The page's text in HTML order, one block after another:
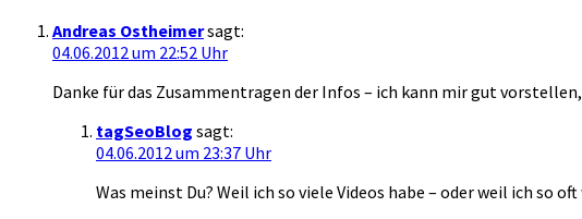
Andreas Ostheimersagt:
04.06.2012 um 22:52 Uhr
Danke für das Zusammentragen der Infos – ich kann mir gut
tagSeoBlog sagt:
04.06.2012 um 23:37 Uhr
Was meinst Du? Weil ich so viele Videos habe – oder weil ich so